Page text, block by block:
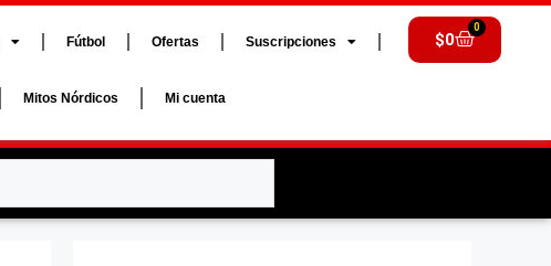
Fútbol Ofertas Suscripciones
Mitos Nórdicos Mi cuenta
$0
0